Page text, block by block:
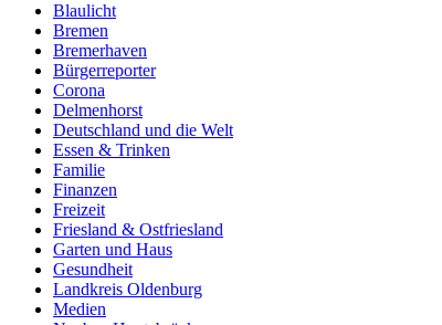
Blaulicht
Bremen
Bremerhaven
Bürgerreporter
Corona
Delmenhorst
Deutschland und die Welt
Essen & Trinken
Familie
Finanzen
Freizeit
Friesland & Ostfriesland
Garten und Haus
Gesundheit
Landkreis Oldenburg
Medien